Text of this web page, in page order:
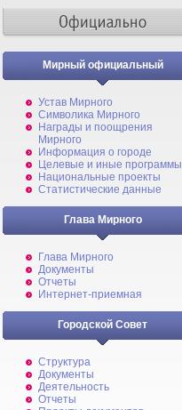
Мирный официальный
Устав Мирного
Символика Мирного
Награды и поощрения
Мирного
Информация о городе
Целевые и иные программы
Национальные проекты
Статистические данные
Глава Мирного
Глава Мирного
Документы
Отчеты
Интернет-приемная
Городской Совет
Структура
Документы
Деятельность
Отчеты